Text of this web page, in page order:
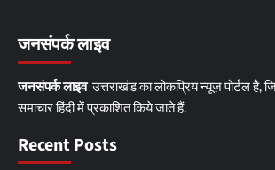
जनसंपर्क लाइव
जनसंपर्क लाइवउत्तराखंड का लोकप्रिय न्यूज़ पोर्टल है,
समाचार हिंदी में प्रकाशित किये जाते हैं.
Recent Posts